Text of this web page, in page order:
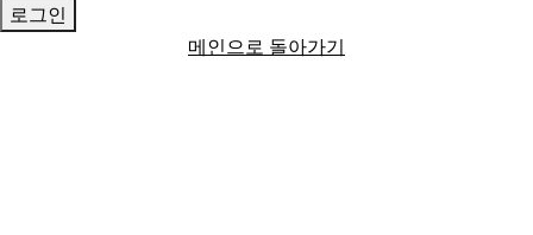
로그인
메인으로 돌아가기